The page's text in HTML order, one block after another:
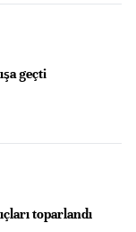
geçti
toparlandı